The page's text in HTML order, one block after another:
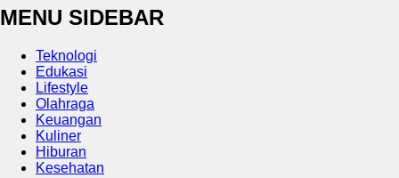
MENU SIDEBAR
Teknologi
Edukasi
Lifestyle
Olahraga
Keuangan
Kuliner
Hiburan
Kesehatan